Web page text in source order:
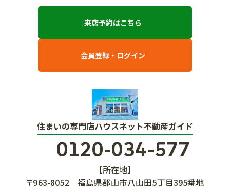
来店予約はこちら
会員登録・ログイン
住まいの専門店ハウスネット不動産ガイド
0120-034-577
【所在地】
〒963-8052
福島県郡山市八山田5丁目395番地